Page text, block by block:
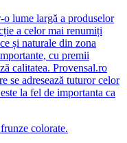
lume largă a produselor
a celor mai renumiți
și naturale din zona
cu premii
calitatea. Provensal.ro
se adresează tuturor celor
la fel de importanta ca